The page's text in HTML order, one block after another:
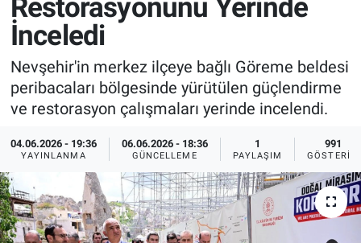
Restorasyonunu Yerinde
İnceledi
Nevşehir'in merkez ilçeye bağlı Göreme beldesi
peribacaları bölgesinde yürütülen güçlendirme
ve restorasyon çalışmaları yerinde incelendi.
04.06.2026 - 19:36
YAYINLANMA
06.06.2026 - 18:36
GÜNCELLEME
1
PAYLAŞIM
991
GÖSTERIM
Sağlık
Yerel
Genel
Asayiş
İlan - Duyuru- Mesaj
Türkiye Gündemi
Sizden Gelenler
Yaşam
Sağlık
Eğitim
İlan - Duyuru- Mesaj
Türkiye Gündemi
Sizden Gelenler